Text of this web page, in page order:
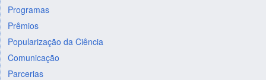
Programas
Prêmios
Popularização da Ciência
Comunicação
Parcerias